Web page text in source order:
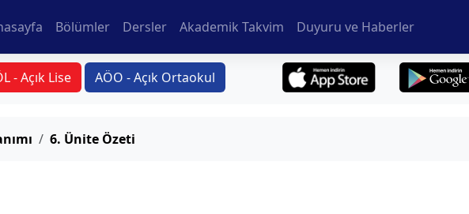
Bölümler Dersler Akademik Takvim Duyuru ve Haberler
- Açık Lise AÖO - Açık Ortaokul
6. Ünite Özeti